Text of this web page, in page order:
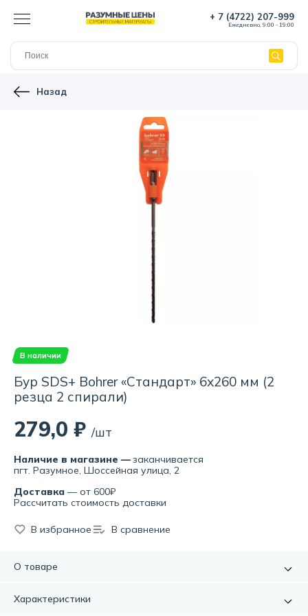
+ 7 (4722) 207-999
Ежедневно, 9:00 - 19:00
Назад
В наличии
Бур SDS+ Bohrer «Стандарт» 6х260 мм (2
резца 2 спирали)
279,0 ₽ /шт
Наличие в магазине —заканчивается
пгт. Разумное, Шоссейная улица, 2
Доставка — от 600₽
Рассчитать стоимость доставки
В избранное В сравнение
О товаре
крепления SDS-plus для сверления отверстий в бетоне,
Характеристики